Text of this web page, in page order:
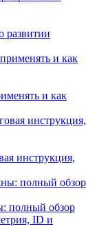
развитии
и как
инструкция,
полный обзор